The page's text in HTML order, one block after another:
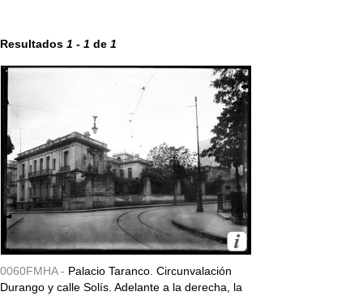
Resultados 1 - 1 de 1
0060FMHA - Palacio Taranco. Circunvalación
Durango y calle Solís. Adelante a la derecha, la